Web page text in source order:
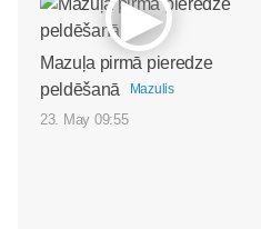
Mazuļa pirmā pieredze
peldēšanā
Mazulis
23. May 09:55